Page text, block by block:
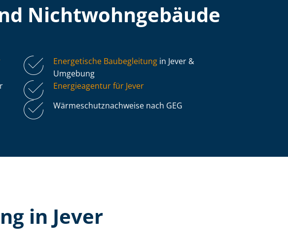
Nicht­wohn­ge­bäu­de
Energetische Baubegleitung in Jever &
Umgebung
Energieagentur für Jever
Wär­me­schutz­nach­wei­se nach GEG
in Jever